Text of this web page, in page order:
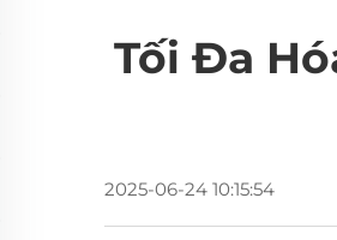
Tối Đa
2025-06-24 10:15:54